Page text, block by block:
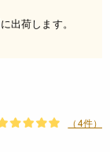
に出荷します。
（4件）